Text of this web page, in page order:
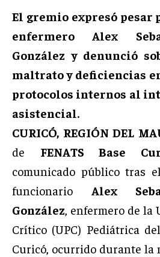
El gremio expresó pesar
enfermero Alex
González y denunció
maltrato y deficiencias
protocolos internos al
asistencial.
CURICÓ, REGIÓN DEL
de FENATS Base
comunicado público tras
funcionario Alex
González , enfermero de
Crítico (UPC) Pediátrica
Curicó, ocurrido durante la